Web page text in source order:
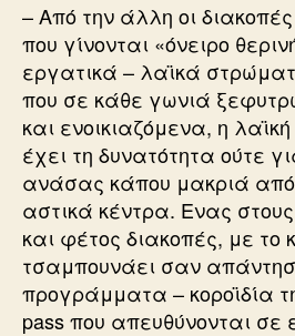
– Από την άλλη οι
που γίνονται «όνειρο
εργατικά – λαϊκά
που σε κάθε γωνιά
και ενοικιαζόμενα, η
έχει τη δυνατότητα ούτε
ανάσας κάπου μακριά από
αστικά κέντρα. Ενας
και φέτος διακοπές, με το
τσαμπουνάει σαν
προγράμματα – κοροϊδία
pass που απευθύνονται σε